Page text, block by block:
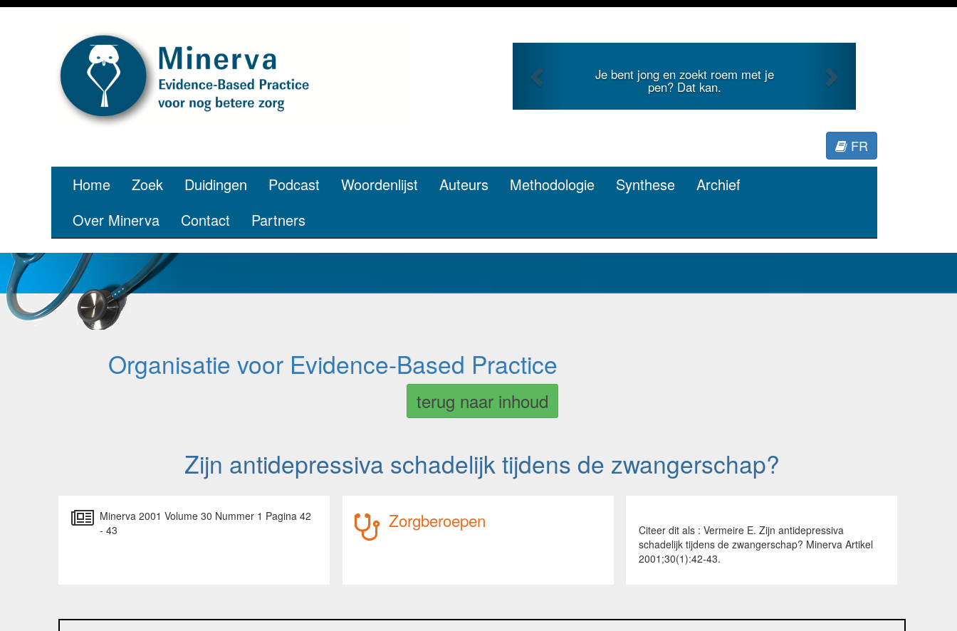
Je bent jong en zoekt roem met je
pen? Dat kan.
FR
Home Zoek Duidingen Podcast Woordenlijst Auteurs Methodologie Synthese
Archief
Over Minerva
Contact Partners
Organisatie voor Evidence-Based Practice
terug naar inhoud
Zijn antidepressiva schadelijk tijdens de zwangerschap?
Minerva 2001 Volume 30 Nummer 1 Pagina 42
- 43
Zorgberoepen
Citeer dit als : Vermeire E. Zijn antidepressiva
schadelijk tijdens de zwangerschap? Minerva Artikel
2001;30(1):42-43.